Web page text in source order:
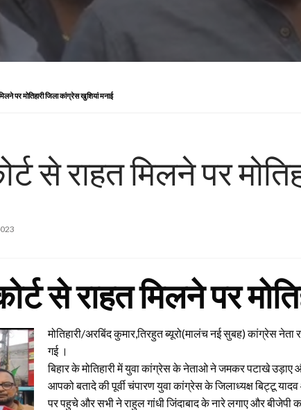
पर मोतिहारी जिला कांग्रेस खुशियां मनाई
से राहत मिलने पर
से राहत मिलने पर
मोतिहारी/अरबिंद कुमार,तिरहुत ब्यूरो(मालंच नई सुबह) कांग्रेस
गई ।
बिहार के मोतिहारी में युवा कांग्रेस के नेताओ ने जमकर पटाखे उड़ाए
आपको बतादे की पूर्वी चंपारण युवा कांग्रेस के जिलाध्यक्ष बिट्टू
पर पहुचे और सभी ने राहुल गांधी जिंदाबाद के नारे लगाए और बीजेपी